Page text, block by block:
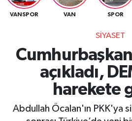
VANSPOR VAN SPOR
SİYASET
açıkladı,
harekete
Abdullah Öcalan'ın PKK'ya
Van Trafik Yoğunluk Haritası
Süper Lig Puan Durumu ve
Tüm Manşetler
Son Dakika Haberleri
Haber Arşivi